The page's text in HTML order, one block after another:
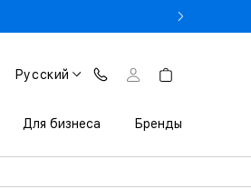
Русский
Для бизнеса Бренды